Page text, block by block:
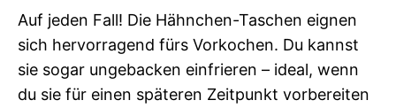
Auf jeden Fall! Die Hähnchen-Taschen eignen
sich hervorragend fürs Vorkochen. Du kannst
sie sogar ungebacken einfrieren – ideal, wenn
du sie für einen späteren Zeitpunkt vorbereiten